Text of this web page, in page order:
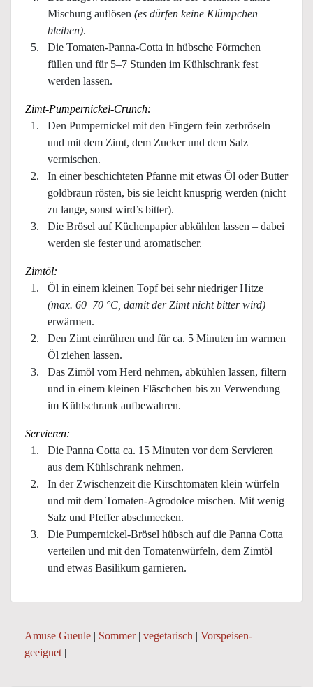
Mischung auflösen (es dürfen keine Klümpchen
bleiben).
Die Tomaten-Panna-Cotta in hübsche Förmchen
füllen und für 5–7 Stunden im Kühlschrank fest
werden lassen.
Zimt-Pumpernickel-Crunch:
Den Pumpernickel mit den Fingern fein zerbröseln
und mit dem Zimt, dem Zucker und dem Salz
vermischen.
In einer beschichteten Pfanne mit etwas Öl oder Butter
goldbraun rösten, bis sie leicht knusprig werden (nicht
zu lange, sonst wird’s bitter).
Die Brösel auf Küchenpapier abkühlen lassen – dabei
werden sie fester und aromatischer.
Zimtöl:
Öl in einem kleinen Topf bei sehr niedriger Hitze
(max. 60–70 °C, damit der Zimt nicht bitter wird)
erwärmen.
Den Zimt einrühren und für ca. 5 Minuten im warmen
Öl ziehen lassen.
Das Zimöl vom Herd nehmen, abkühlen lassen, filtern
und in einem kleinen Fläschchen bis zu Verwendung
im Kühlschrank aufbewahren.
Servieren:
Die Panna Cotta ca. 15 Minuten vor dem Servieren
aus dem Kühlschrank nehmen.
In der Zwischenzeit die Kirschtomaten klein würfeln
und mit dem Tomaten-Agrodolce mischen. Mit wenig
Salz und Pfeffer abschmecken.
Die Pumpernickel-Brösel hübsch auf die Panna Cotta
verteilen und mit den Tomatenwürfeln, dem Zimtöl
und etwas Basilikum garnieren.
Amuse Gueule | Sommer| vegetarisch | Vorspeisen-
geeignet |